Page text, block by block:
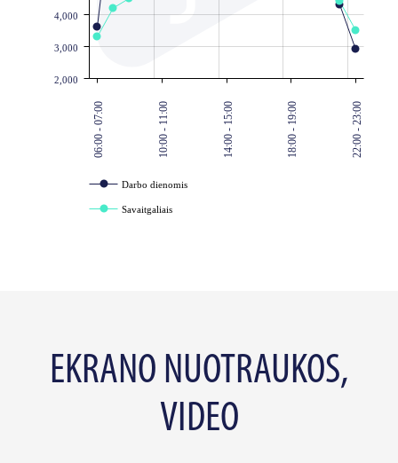
06:00 - 07:00 10:00 - 11:00 14:00 - 15:00 18:00 - 19:00 22:00 - 23:00
2,000
3,000
4,000
Darbo dienomis
Savaitgaliais
EKRANO NUOTRAUKOS,
VIDEO